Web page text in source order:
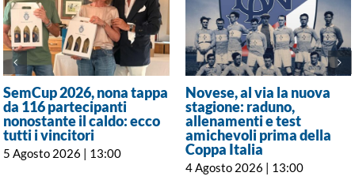
SemCup 2026, nona tappa
da 116 partecipanti
nonostante il caldo: ecco
tutti i vincitori
5 Agosto 2026 | 13:00
Novese, al via la nuova
stagione: raduno,
allenamenti e test
amichevoli prima della
Coppa Italia
4 Agosto 2026 | 13:00